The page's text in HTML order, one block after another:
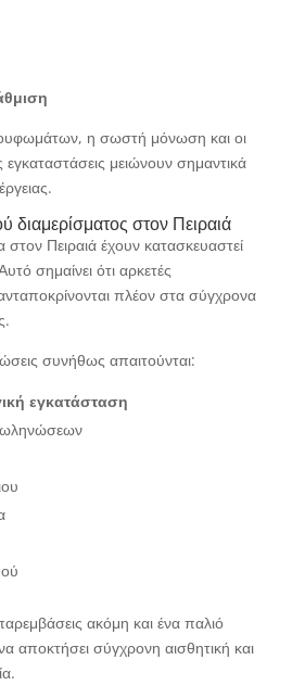
η σωστή μόνωση και οι
εγκαταστάσεις μειώνουν σημαντικά
διαμερίσματος στον Πειραιά
στον Πειραιά έχουν κατασκευαστεί
σημαίνει ότι αρκετές
πλέον στα σύγχρονα
συνήθως απαιτούνται:
εγκατάσταση
ακόμη και ένα παλιό
αποκτήσει σύγχρονη αισθητική και